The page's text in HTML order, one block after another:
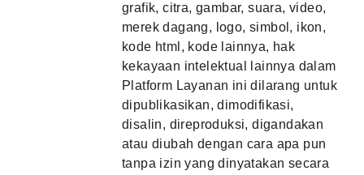
grafik, citra, gambar, suara, video,
merek dagang, logo, simbol, ikon,
kode html, kode lainnya, hak
kekayaan intelektual lainnya dalam
Platform Layanan ini dilarang untuk
dipublikasikan, dimodifikasi,
disalin, direproduksi, digandakan
atau diubah dengan cara apa pun
tanpa izin yang dinyatakan secara